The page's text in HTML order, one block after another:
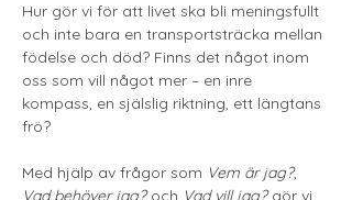
Hur gör vi för att livet ska bli meningsfullt
och inte bara en transportsträcka mellan
födelse och död? Finns det något inom
oss som vill något mer – en inre
kompass, en själslig riktning, ett längtans
frö?
Med hjälp av frågor som Vem är jag?,
Vad behöver jag? och Vad vill jag? gör vi